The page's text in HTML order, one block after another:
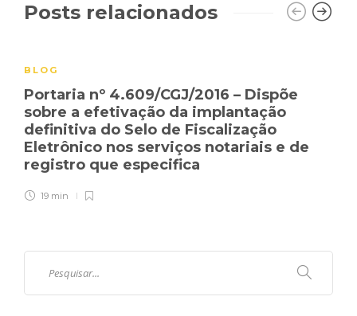
Posts relacionados
BLOG
Portaria nº 4.609/CGJ/2016 – Dispõe
sobre a efetivação da implantação
definitiva do Selo de Fiscalização
Eletrônico nos serviços notariais e de
registro que especifica
19 min